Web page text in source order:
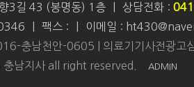
3길 43 (봉명동) 1층 상담전화 :
팩스 :
이메일 :
충남천안-0605 | 의료기기사전광고
남지사 all right reserved.
ADMIN